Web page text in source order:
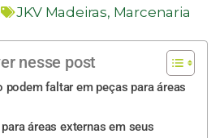
JKV Madeiras, Marcenaria
nesse post
podem faltar em peças para áreas
áreas externas em seus